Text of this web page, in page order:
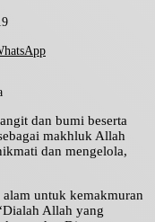
dan bumi beserta
makhluk Allah
dan mengelola,
untuk kemakmuran
Allah yang